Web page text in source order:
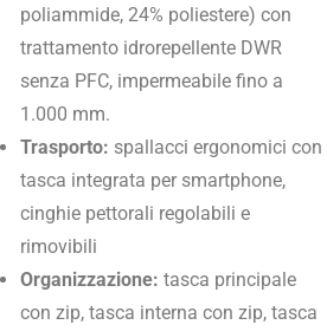
poliammide, 24% poliestere) con
trattamento idrorepellente DWR
senza PFC, impermeabile fino a
1.000 mm.
Trasporto: spallacci ergonomici con
tasca integrata per smartphone,
cinghie pettorali regolabili e
rimovibili
Organizzazione: tasca principale
con zip, tasca interna con zip, tasca